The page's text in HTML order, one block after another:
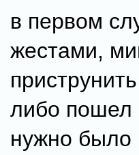
в первом
жестами,
либо пошел
нужно было